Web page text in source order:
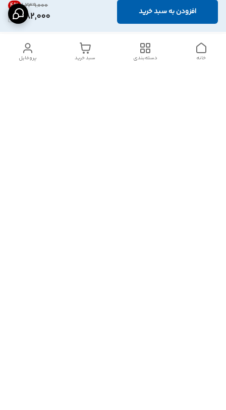
۱٬۲۳۹٬۰۰۰ 4%
1,182,000 افزودن به سبد خرید
پروفایل سبد خرید دسته‌بندی خانه